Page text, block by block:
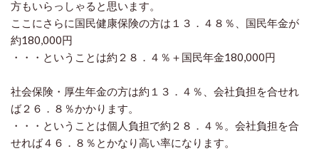
方もいらっしゃると思います。
ここにさらに国民健康保険の方は１３．４８％、国民年金が
約180,000円
・・・ということは約２８．４％＋国民年金180,000円
社会保険・厚生年金の方は約１３．４％、会社負担を合せれ
ば２６．８％かかります。
・・・ということは個人負担で約２８．４％。会社負担を合
せれば４６．８％とかなり高い率になります。